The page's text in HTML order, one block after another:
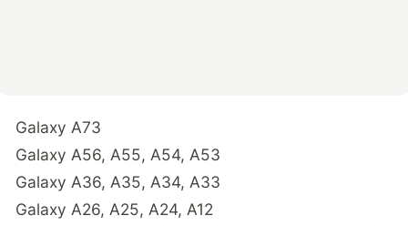
Galaxy A73
Galaxy A56, A55, A54, A53
Galaxy A36, A35, A34, A33
Galaxy A26, A25, A24, A12